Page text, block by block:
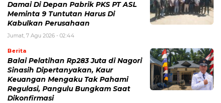
Damai Di Depan Pabrik PKS PT ASL
Meminta 9 Tuntutan Harus Di
Kabulkan Perusahaan
Jumat, 7 Agu 2026 - 02:44
Berita
Balai Pelatihan Rp283 Juta di Nagori
Sinasih Dipertanyakan, Kaur
Keuangan Mengaku Tak Pahami
Regulasi, Pangulu Bungkam Saat
Dikonfirmasi